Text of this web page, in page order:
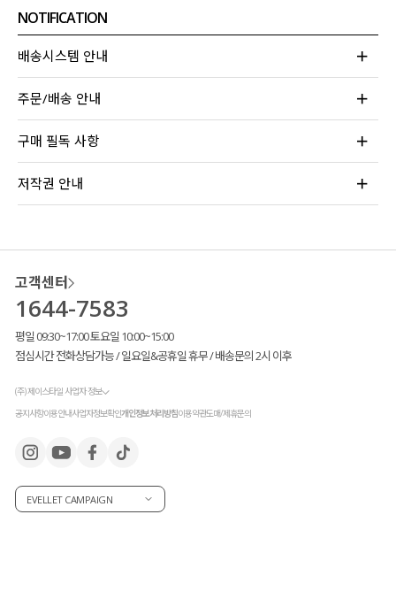
탄탄하고 쾌적하게 입어지는 코튼 소재,
오랜 시간 입어도 편안하며 전체 허리 밴딩,
어느 것 하나 놓치지 않고 완성한
NOTIFICATION
배송시스템 안내
주문/배송 안내
구매 필독 사항
저작권 안내
고객센터
1644-7583
평일 09:30~17:00 토요일 10:00~15:00
점심시간 전화상담가능 / 일요일&공휴일 휴무 / 배송문의 2시 이후
(주) 제이스타일 사업자 정보
공지사항이용안내사업자정보확인개인정보처리방침이용약관도매/제휴문의
EVELLET CAMPAIGN